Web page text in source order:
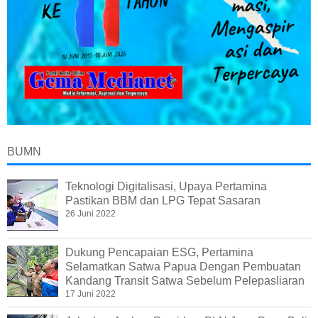
BUMN
Teknologi Digitalisasi, Upaya Pertamina
Pastikan BBM dan LPG Tepat Sasaran
26 Juni 2022
Dukung Pencapaian ESG, Pertamina
Selamatkan Satwa Papua Dengan Pembuatan
Kandang Transit Satwa Sebelum Pelepasliaran
17 Juni 2022